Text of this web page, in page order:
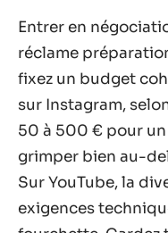
Entrer en
réclame
fixez un budget
sur Instagram,
50 à 500 € pour
grimper bien au-
Sur YouTube, la
exigences